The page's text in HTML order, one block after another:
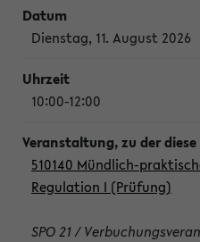
Dienstag, 11. August 2026
10:00-12:00
510140 Mündlich-
Regulation I (Prüfung)
SPO 21 /